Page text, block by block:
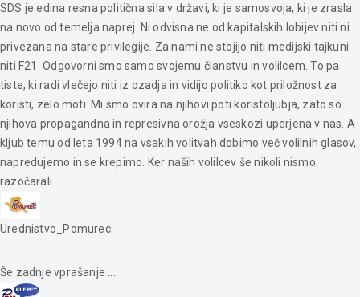
SDS je edina resna politična sila v državi, ki je samosvoja, ki je zrasla
na novo od temelja naprej. Ni odvisna ne od kapitalskih lobijev niti ni
privezana na stare privilegije. Za nami ne stojijo niti medijski tajkuni
niti F21. Odgovorni smo samo svojemu članstvu in volilcem. To pa
tiste, ki radi vlečejo niti iz ozadja in vidijo politiko kot priložnost za
koristi, zelo moti. Mi smo ovira na njihovi poti koristoljubja, zato so
njihova propagandna in represivna orožja vseskozi uperjena v nas. A
kljub temu od leta 1994 na vsakih volitvah dobimo več volilnih glasov,
napredujemo in se krepimo. Ker naših volilcev še nikoli nismo
razočarali.
Urednistvo_Pomurec:
Še zadnje vprašanje ...